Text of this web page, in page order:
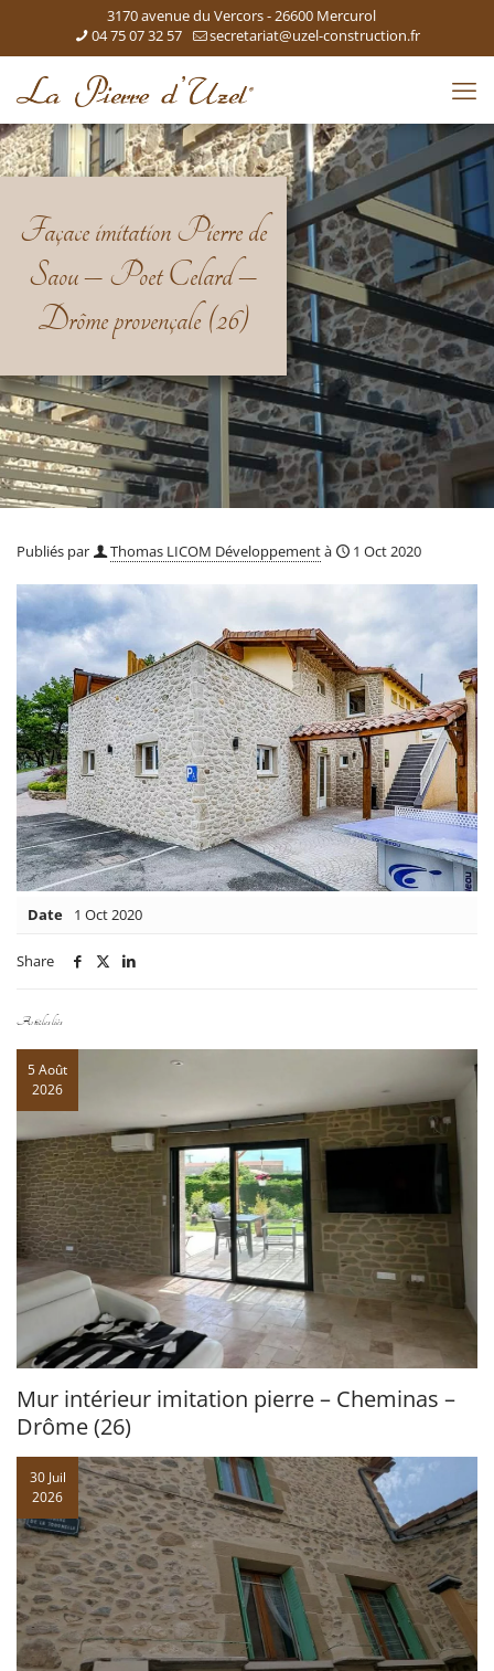
3170 avenue du Vercors - 26600 Mercurol
04 75 07 32 57
secretariat@uzel-construction.fr
Façace imitation Pierre de
Saou – Poet Celard –
Drôme provençale (26)
Publiés par Thomas LICOM Développementà 1 Oct 2020
Date 1 Oct 2020
Share
Articles liés
5 Août
2026
Mur intérieur imitation pierre – Cheminas –
Drôme (26)
30 Juil
2026